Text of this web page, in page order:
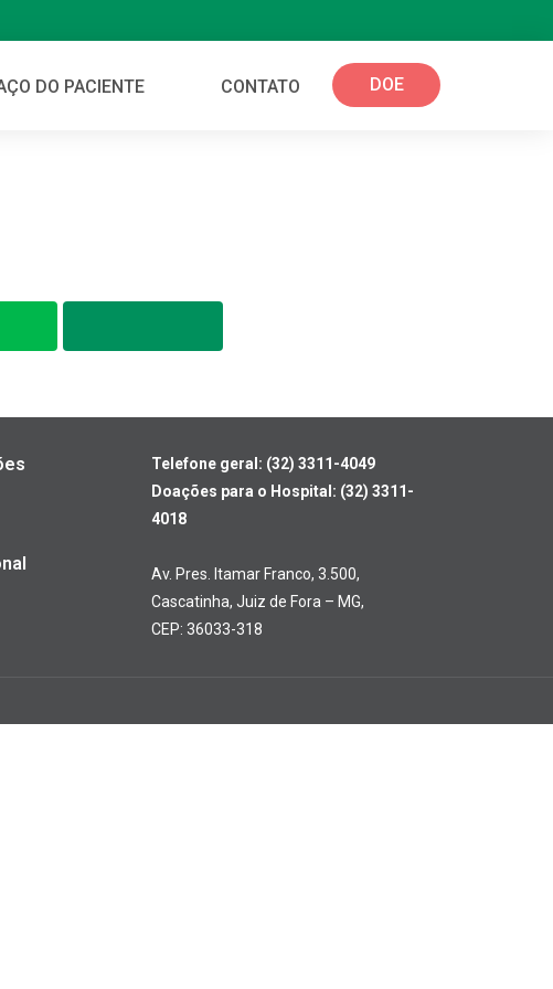
DO PACIENTE CONTATO DOE
Telefone geral: (32) 3311-4049
Doações para o Hospital: (32) 3311-
4018
Av. Pres. Itamar Franco, 3.500,
Cascatinha, Juiz de Fora – MG,
CEP: 36033-318